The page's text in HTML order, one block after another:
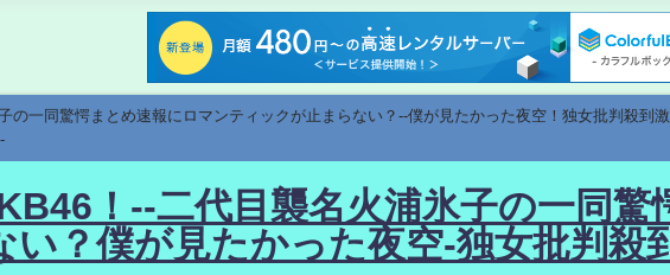
の一同驚愕まとめ速報にロマンティックが止まらない？--僕が見たかった夜空！独女批判殺到
！--二代目襲名火浦氷子の一同驚
い？僕が見たかった夜空-独女批判殺